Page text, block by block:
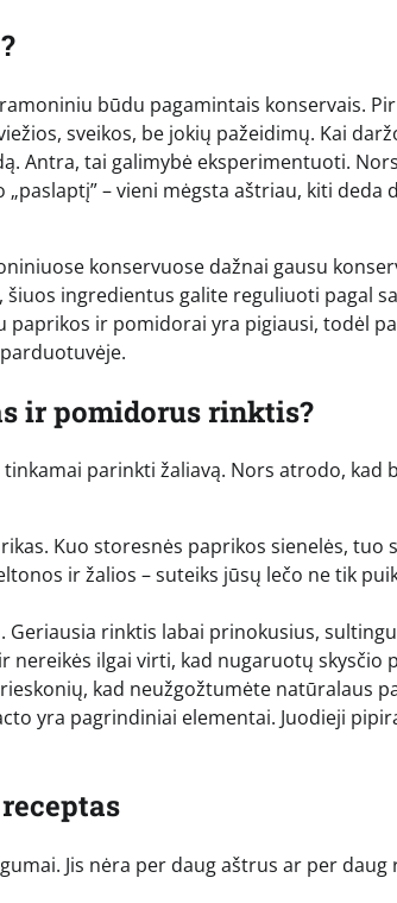
būdu pagamintais konservais.
sveikos, be jokių pažeidimų. Kai
Antra, tai galimybė eksperimentuoti.
– vieni mėgsta aštriau, kiti deda
konservuose dažnai gausu
ingredientus galite reguliuoti pagal
paprikos ir pomidorai yra pigiausi, todėl
ir pomidorus rinktis?
parinkti žaliavą. Nors atrodo, kad
Kuo storesnės paprikos sienelės, tuo
ir žalios – suteiks jūsų lečo ne tik
Geriausia rinktis labai prinokusius,
nereikės ilgai virti, kad nugaruotų skysčio
kad neužgožtumėte natūralaus
yra pagrindiniai elementai. Juodieji
Jis nėra per daug aštrus ar per daug